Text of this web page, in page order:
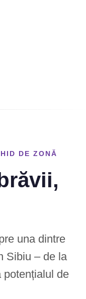
DE ZONĂ
una dintre
Sibiu – de la
potențialul de